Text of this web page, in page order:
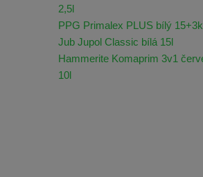
2,5l
PPG Primalex PLUS bílý
Jub Jupol Classic bílá 15l
Hammerite Komaprim 3v1
10l